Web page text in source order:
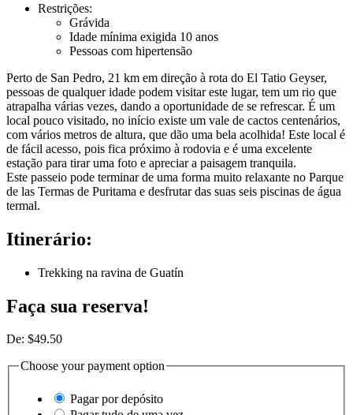
Restrições:
Grávida
Idade mínima exigida 10 anos
Pessoas com hipertensão
Perto de San Pedro, 21 km em direção à rota do El Tatio Geyser,
pessoas de qualquer idade podem visitar este lugar, tem um rio que
atrapalha várias vezes, dando a oportunidade de se refrescar. É um
local pouco visitado, no início existe um vale de cactos centenários,
com vários metros de altura, que dão uma bela acolhida! Este local é
de fácil acesso, pois fica próximo à rodovia e é uma excelente
estação para tirar uma foto e apreciar a paisagem tranquila.
Este passeio pode terminar de uma forma muito relaxante no Parque
de las Termas de Puritama e desfrutar das suas seis piscinas de água
termal.
Itinerário:
Trekking na ravina de Guatín
Faça sua reserva!
De: $49.50
Choose your payment option
Pagar por depósito